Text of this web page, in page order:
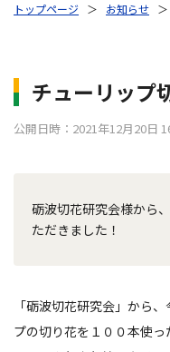
トップページ ＞ お知らせ ＞
チューリップ
公開日時：2021年12月20日
砺波切花研究会様から
ただきました！
「砺波切花研究会」から
プの切り花を１００本使